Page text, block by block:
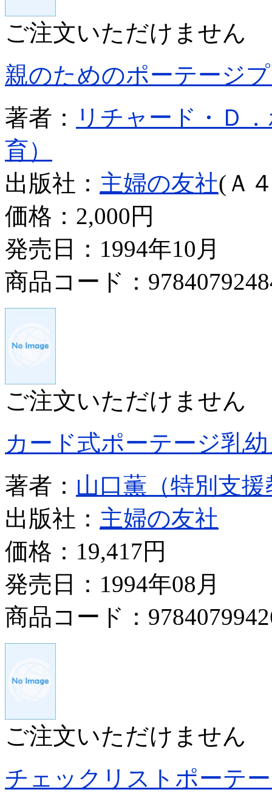
ご注文いただけません
親のためのポーテージ
著者：
リチャード・Ｄ
育）
出版社： 主婦の友社(Ａ
価格： 2,000円
発売日：1994年10月
商品コード：
ご注文いただけません
カード式ポーテージ乳
著者： 山口薫（特別支
出版社： 主婦の友社
価格： 19,417円
発売日：1994年08月
商品コード：
ご注文いただけません
チェックリストポーテ